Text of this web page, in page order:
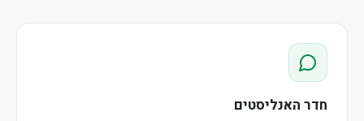
חדר האנליסטים